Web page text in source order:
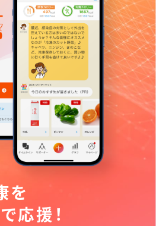
を
応援！